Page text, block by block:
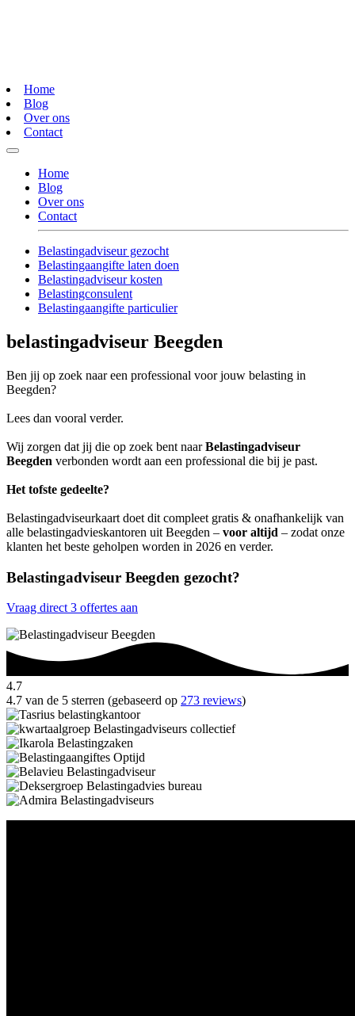
Home
Blog
Over ons
Contact
Home
Blog
Over ons
Contact
Belastingadviseur gezocht
Belastingaangifte laten doen
Belastingadviseur kosten
Belastingconsulent
Belastingaangifte particulier
belastingadviseur Beegden
Ben jij op zoek naar een professional voor jouw belasting in
Beegden?
Lees dan vooral verder.
Wij zorgen dat jij die op zoek bent naarBelastingadviseur
Beegden verbonden wordt aan een professional die bij je past.
Het tofste gedeelte?
Belastingadviseurkaart doet dit compleet gratis & onafhankelijk van
alle belastingadvieskantoren uit Beegden – voor altijd – zodat onze
klanten het beste geholpen worden in 2026 en verder.
Belastingadviseur Beegden gezocht?
Vraag direct 3 offertes aan
4.7
4.7 van de 5 sterren (gebaseerd op 273 reviews)